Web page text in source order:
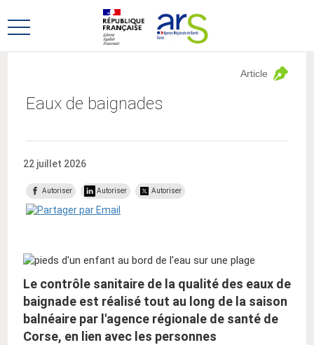
au
menu
au
contenu
Ouvrir
Eaux de baignades
Article
22 juillet 2026
Autoriser Autoriser Autoriser
Le contrôle sanitaire de la qualité des eaux de
baignade est réalisé tout au long de la saison
balnéaire par l'agence régionale de santé de
Corse, en lien avec les personnes